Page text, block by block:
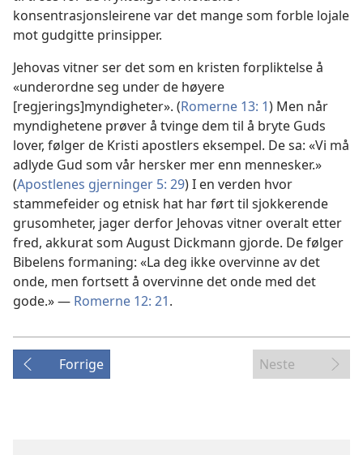
konsentrasjonsleirene var det mange som forble lojale
mot gudgitte prinsipper.
Jehovas vitner ser det som en kristen forpliktelse å
«underordne seg under de høyere
[regjerings]myndigheter». (Romerne 13: 1) Men når
myndighetene prøver å tvinge dem til å bryte Guds
lover, følger de Kristi apostlers eksempel. De sa: «Vi må
adlyde Gud som vår hersker mer enn mennesker.»
(Apostlenes gjerninger 5: 29) I en verden hvor
stammefeider og etnisk hat har ført til sjokkerende
grusomheter, jager derfor Jehovas vitner overalt etter
fred, akkurat som August Dickmann gjorde. De følger
Bibelens formaning: «La deg ikke overvinne av det
onde, men fortsett å overvinne det onde med det
gode.» — Romerne 12: 21.
Forrige Neste